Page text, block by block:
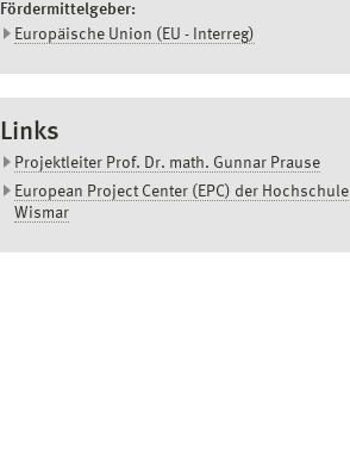
Fördermittelgeber:
Europäische Union (EU - Interreg)
Links
Projektleiter Prof. Dr. math. Gunnar Prause
European Project Center (EPC) der Hochschule
Wismar